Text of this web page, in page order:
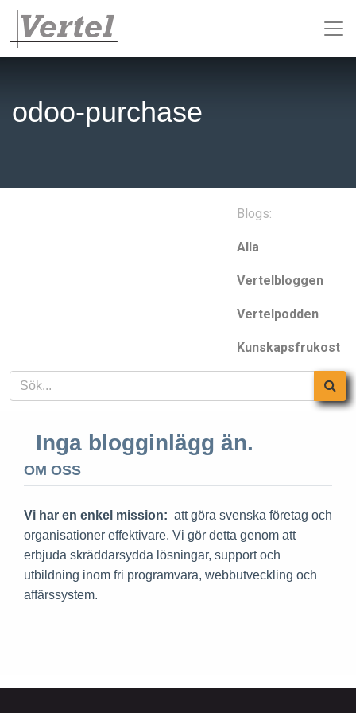
odoo-purchase
Blogs:
Alla
Vertelbloggen
Vertelpodden
Kunskapsfrukost
Inga blogginlägg än.
OM OSS
Vi har en enkel mission: att göra svenska företag och
organisationer effektivare. Vi gör detta genom att
erbjuda skräddarsydda lösningar, support och
utbildning inom fri programvara, webbutveckling och
affärssystem.